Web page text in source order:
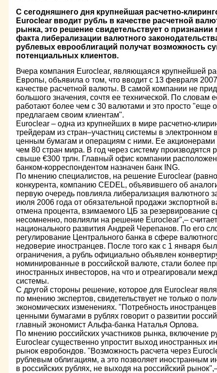
С сегодняшнего дня крупнейшая расчетно-
Euroclear вводит рубль в качестве расчетной
рынка, это решение свидетельствует о
факта либерализации валютного
рублевых еврооблигаций получат возможность
потенциальных клиентов.
Вчера компания Euroclear, являющаяся крупнейшей
Европы, объявила о том, что вводит с 13 февраля
качестве расчетной валюты. В самой компании не
большого значения, сочтя ее технической. По словам
работают более чем с 30 валютами и это просто "еще
предлагаем своим клиентам".
Euroclear – одна из крупнейших в мире расчетно-
трейдерам из стран–участниц системы в электронном
ценным бумагам и операциям с ними. Ее акционерами
чем 80 стран мира. В год через систему
свыше €300 трлн. Главный офис компании
банком-корреспондентом назначен банк ING.
По мнению специалистов, на решение Euroclear (равно
конкурента, компанию CEDEL, объявившего об
первую очередь повлияла либерализация валютного
июля 2006 года от обязательной продажи экспортной
отмена процента, взимаемого ЦБ за резервирование
несомненно, повлияли на решение Euroclear",–
национального развития Андрей Черепанов. По его
регулирование Центрального банка в сфере
недоверие иностранцев. После того как с 1 января
ограничения, а рубль официально объявлен
номинированные в российской валюте, стали более
иностранных инвесторов, на что и отреагировали
системы.
С другой стороны решение, которое для Euroclear
по мнению экспертов, свидетельствует не только о
экономических изменениях. "Потребность
ценными бумагами в рублях говорит о развитии
главный экономист Альфа-банка Наталья Орлова.
По мнению российских участников рынка, включение
Euroclear существенно упростит выход иностранных
рынок евробондов. "Возможность расчета через
рублевым облигациям, а это позволяет иностранным
в российских рублях, не выходя на российский